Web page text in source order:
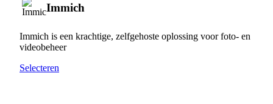
Immich
Immich is een krachtige, zelfgehoste oplossing voor foto- en
videobeheer
Selecteren